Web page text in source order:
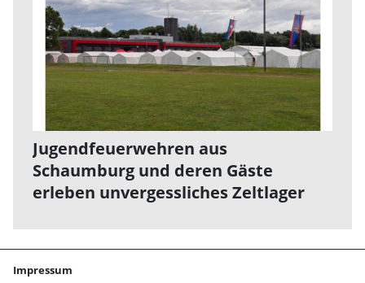
Jugendfeuerwehren aus
Schaumburg und deren Gäste
erleben unvergessliches Zeltlager
Impressum